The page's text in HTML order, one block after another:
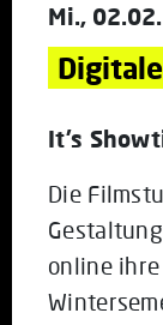
Mi.,
It’s
Die
online